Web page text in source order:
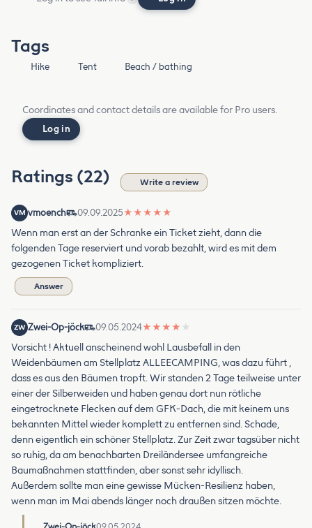
Tags
Hike Tent Beach / bathing
Coordinates and contact details are available for Pro users.
Log in
Ratings (22) Write a review
VM vmoench 09.09.2025★ ★ ★ ★ ★
Wenn man erst an der Schranke ein Ticket zieht, dann die
folgenden Tage reserviert und vorab bezahlt, wird es mit dem
gezogenen Ticket kompliziert.
Answer
ZW Zwei-Op-jöck 09.05.2024★ ★ ★ ★ ★
Vorsicht ! Aktuell anscheinend wohl Lausbefall in den
Weidenbäumen am Stellplatz ALLEECAMPING, was dazu führt ,
dass es aus den Bäumen tropft. Wir standen 2 Tage teilweise unter
einer der Silberweiden und haben genau dort nun rötliche
eingetrocknete Flecken auf dem GFK-Dach, die mit keinem uns
bekannten Mittel wieder komplett zu entfernen sind. Schade,
denn eigentlich ein schöner Stellplatz. Zur Zeit zwar tagsüber nicht
so ruhig, da am benachbarten Dreiländersee umfangreiche
Baumaßnahmen stattfinden, aber sonst sehr idyllisch.
Außerdem sollte man eine gewisse Mücken-Resilienz haben,
wenn man im Mai abends länger noch draußen sitzen möchte.